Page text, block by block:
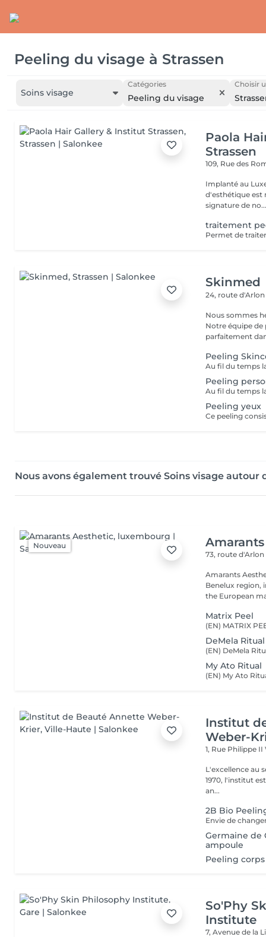
Peeling du visage à Strassen
Soins visage
Catégories
Peeling du visage
Choisir
Paola
Strassen
109, Rue des
Implanté au
d'esthétique est
signature de no...
traitement
Skinmed
24, route
Nous sommes
Notre équipe de
parfaitement
Peeling
Peeling
Peeling yeux
Nous avons également trouvé Soins visage autour
Nouveau
73, route d'Arlon
Amarants
Benelux region,
the European
Matrix Peel
DeMela Ritual
My Ato Ritual
Institut
Weber-
1, Rue Philippe II
L'excellence au service de la
1970, l'institut
an...
2B Bio
Germaine de
ampoule
Peeling
So'Phy
Institute
7, Avenue de la